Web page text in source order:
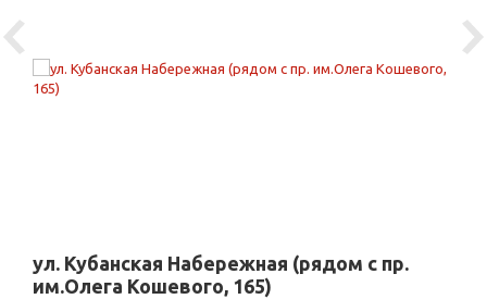
Previous
ул. Кубанская Набережная (рядом с пр.
им.Олега Кошевого, 165)